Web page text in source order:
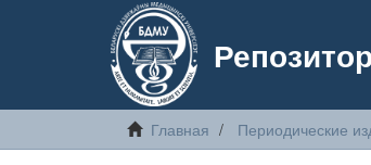
Главная Периодические